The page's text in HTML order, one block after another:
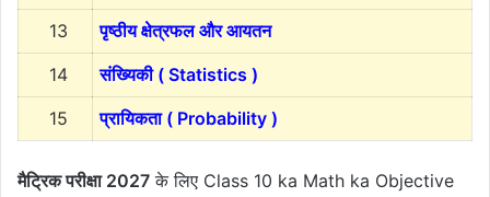
13
पृष्ठीय क्षेत्रफल और आयतन
14
संख्यिकी ( Statistics )
15
प्रायिकता ( Probability )
मैट्रिक परीक्षा 2027 के लिए Class 10 ka Math ka Objective